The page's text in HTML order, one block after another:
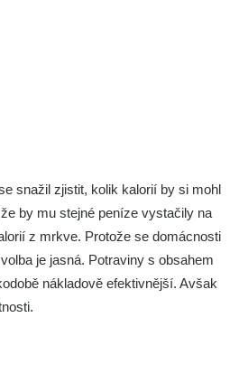
snažil zjistit, kolik kalorií by si mohl
by mu stejné peníze vystačily na
z mrkve. Protože se domácnosti
je jasná. Potraviny s obsahem
nákladově efektivnější. Avšak